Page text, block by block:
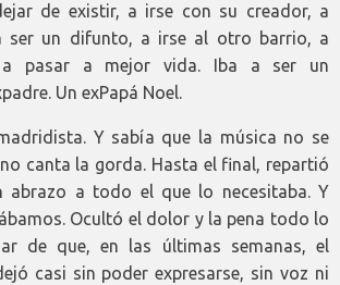
de existir, a irse con su creador, a
ser un difunto, a irse al otro barrio, a
pasar a mejor vida. Iba a ser un
Un exPapá Noel.
Y sabía que la música no se
canta la gorda. Hasta el final, repartió
abrazo a todo el que lo necesitaba. Y
Ocultó el dolor y la pena todo lo
de que, en las últimas semanas, el
casi sin poder expresarse, sin voz ni